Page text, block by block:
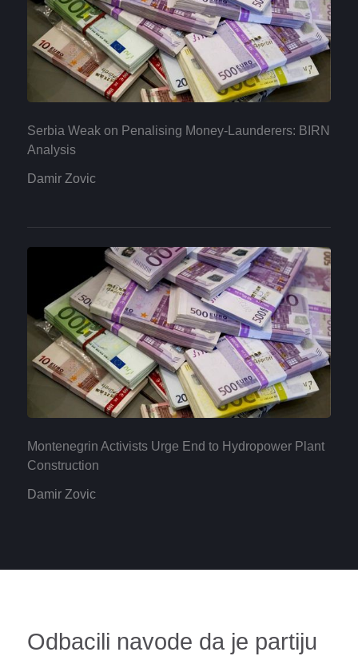
Serbia Weak on Penalising Money-Launderers: BIRN
Analysis
Damir Zovic
Montenegrin Activists Urge End to Hydropower Plant
Construction
Damir Zovic
Odbacili navode da je partiju